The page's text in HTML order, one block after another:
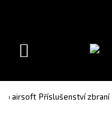
version(Slovak)
Toggle
airsoft Příslušenství zbraní